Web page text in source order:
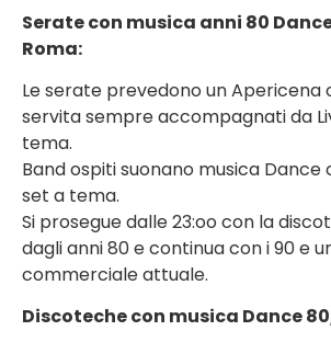
Serate con musica anni 80
Roma:
Le serate prevedono un Apericena
servita sempre accompagnati da
tema.
Band ospiti suonano musica Dance
set a tema.
Si prosegue dalle 23:oo con la
dagli anni 80 e continua con i 90 e
commerciale attuale.
Discoteche con musica Dance